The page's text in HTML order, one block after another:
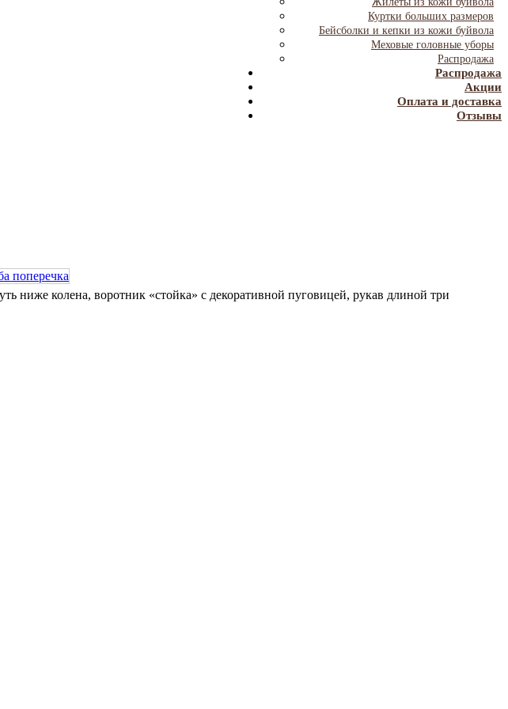
Куртки больших размеров
Бейсболки и кепки из кожи буйвола
Меховые головные уборы
Распродажа
Распродажа
Акции
Оплата и доставка
Отзывы
ниже колена, воротник «стойка» с декоративной пуговицей, рукав длиной три